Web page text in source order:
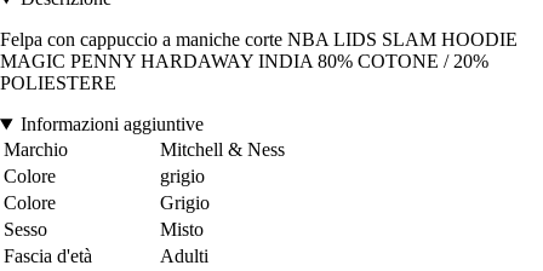
Felpa con cappuccio a maniche corte NBA LIDS SLAM HOODIE
MAGIC PENNY HARDAWAY INDIA 80% COTONE / 20%
POLIESTERE
Informazioni aggiuntive
Marchio
Mitchell & Ness
Colore
grigio
Colore
Grigio
Sesso
Misto
Fascia d'età
Adulti